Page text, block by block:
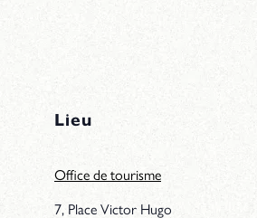
Lieu
Office de tourisme
7, Place Victor Hugo